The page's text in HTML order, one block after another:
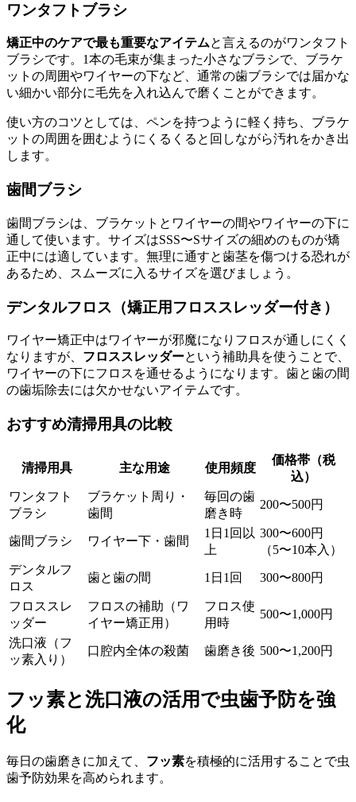
ワンタフトブラシ
矯正中のケアで最も重要なアイテムと言えるのがワンタフト
ブラシです。1本の毛束が集まった小さなブラシで、ブラケ
ットの周囲やワイヤーの下など、通常の歯ブラシでは届かな
い細かい部分に毛先を入れ込んで磨くことができます。
使い方のコツとしては、ペンを持つように軽く持ち、ブラケ
ットの周囲を囲むようにくるくると回しながら汚れをかき出
します。
歯間ブラシ
歯間ブラシは、ブラケットとワイヤーの間やワイヤーの下に
通して使います。サイズはSSS〜Sサイズの細めのものが矯
正中には適しています。無理に通すと歯茎を傷つける恐れが
あるため、スムーズに入るサイズを選びましょう。
デンタルフロス（矯正用フロススレッダー付き）
ワイヤー矯正中はワイヤーが邪魔になりフロスが通しにくく
なりますが、 フロススレッダーという補助具を使うことで、
ワイヤーの下にフロスを通せるようになります。歯と歯の間
の歯垢除去には欠かせないアイテムです。
おすすめ清掃用具の比較
清掃用具 主な用途 使用頻度
価格帯（税
込）
ワンタフト
ブラシ
ブラケット周り・
歯間
毎回の歯
磨き時
200〜500円
歯間ブラシ ワイヤー下・歯間
1日1回以
上
300〜600円
（5〜10本入）
デンタルフ
ロス
歯と歯の間 1日1回 300〜800円
フロススレ
ッダー
フロスの補助（ワ
イヤー矯正用）
フロス使
用時
500〜1,000円
洗口液（フ
ッ素入り）
口腔内全体の殺菌 歯磨き後 500〜1,200円
フッ素と洗口液の活用で虫歯予防を強
化
毎日の歯磨きに加えて、 フッ素を積極的に活用することで虫
歯予防効果を高められます。